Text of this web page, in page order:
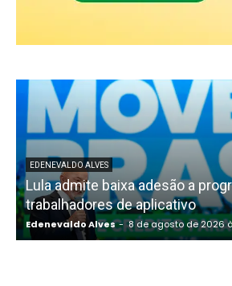
EDENEVALDO ALVES
Lula admite baixa adesão a
trabalhadores de aplicativo
Edenevaldo Alves - 8 de agosto de 2026